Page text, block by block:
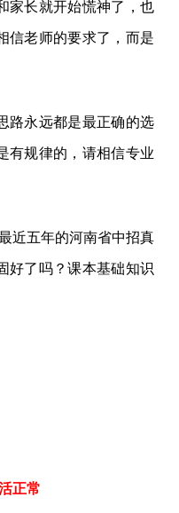
家长就开始慌神了，也
信老师的要求了，而是
路永远都是最正确的选
有规律的，请相信专业
近五年的河南省中招真
好了吗？课本基础知识
正常